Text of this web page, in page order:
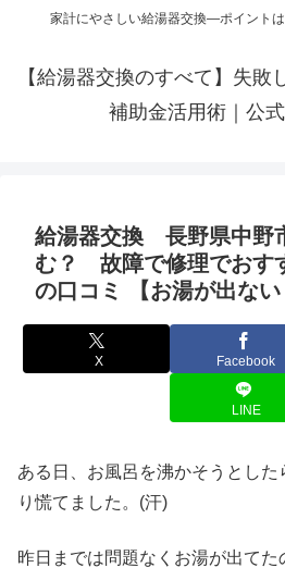
家計にやさしい給湯器交換—ポイントは
【給湯器交換のすべて】失敗
補助金活用術｜公
給湯器交換 長野県中野
む？ 故障で修理でおす
の口コミ 【お湯が出ない
X Facebook
LINE
ある日、お風呂を沸かそうとし
り慌てました。(汗)
昨日までは問題なくお湯が出てた